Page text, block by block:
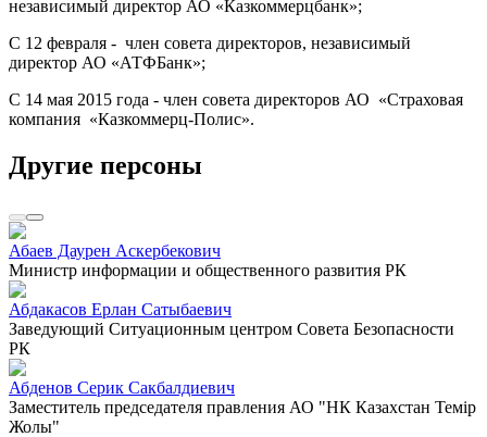
независимый директор АО «Казкоммерцбанк»;
С 12 февраля - член совета директоров, независимый
директор АО «АТФБанк»;
С 14 мая 2015 года - член совета директоров АО «Страховая
компания «Казкоммерц-Полис».
Другие персоны
Абаев Даурен Аскербекович
Министр информации и общественного развития РК
Абдакасов Ерлан Сатыбаевич
Заведующий Ситуационным центром Совета Безопасности
РК
Абденов Серик Сакбалдиевич
Заместитель председателя правления АО "НК Казахстан Темiр
Жолы"